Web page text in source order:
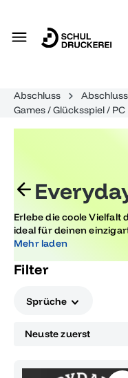
Abschluss
Games / Glücksspiel / PC
Erlebe die coole Vielfalt
ideal für deinen
und als trendiges
deinen Alltag zum
Mehr laden
Filter
Sprüche